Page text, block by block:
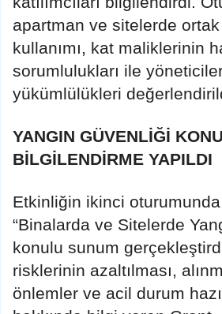
apartman ve sitelerde ortak
kullanımı, kat maliklerinin
sorumlulukları ile
yükümlülükleri
YANGIN GÜVENLİĞİ
BİLGİLENDİRME YAPILDI
Etkinliğin ikinci
“Binalarda ve Sitelerde
konulu sunum
risklerinin azaltılması,
önlemler ve acil durum